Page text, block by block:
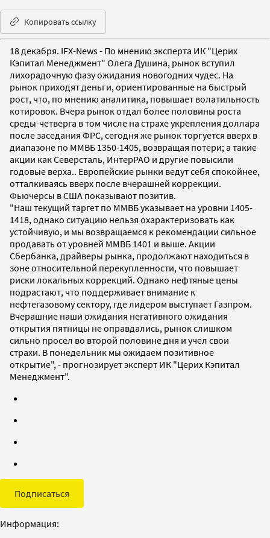
Копировать ссылку
18 декабря. IFX-News - По мнению эксперта ИК "Церих
Кэпитал Менеджмент" Олега Душина, рынок вступил
лихорадочную фазу ожидания новогодних чудес. На
рынок приходят деньги, ориентированные на быстрый
рост, что, по мнению аналитика, повышает волатильность
котировок. Вчера рынок отдал более половины роста
среды-четверга в том числе на страхе укрепления доллара
после заседания ФРС, сегодня же рынок торгуется вверх в
диапазоне по ММВБ 1350-1405, возвращая потери; а такие
акции как Северсталь, ИнтерРАО и другие повысили
годовые верха.. Европейские рынки ведут себя спокойнее,
отталкиваясь вверх после вчерашней коррекции.
Фьючерсы в США показывают позитив.
"Наш текущий таргет по ММВБ указывает на уровни 1405-
1418, однако ситуацию нельзя охарактеризовать как
устойчивую, и мы возвращаемся к рекомендации сильное
продавать от уровней ММВБ 1401 и выше. Акции
Сбербанка, драйверы рынка, продолжают находиться в
зоне относительной перекупленности, что повышает
риски локальных коррекций. Однако нефтяные цены
подрастают, что поддерживает внимание к
нефтегазовому сектору, где лидером выступает Газпром.
Вчерашние наши ожидания негативного ожидания
открытия пятницы не оправдались, рынок слишком
сильно просел во второй половине дня и учел свои
страхи. В понедельник мы ожидаем позитивное
открытие", - прогнозирует эксперт ИК "Церих Кэпитал
Менеджмент".
Подписаться
Информация: